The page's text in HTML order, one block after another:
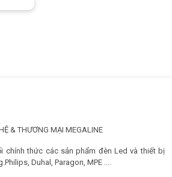
& THƯƠNG MẠI MEGALINE
chính thức các sản phẩm đèn Led và thiết bị
Duhal, Paragon, MPE ....